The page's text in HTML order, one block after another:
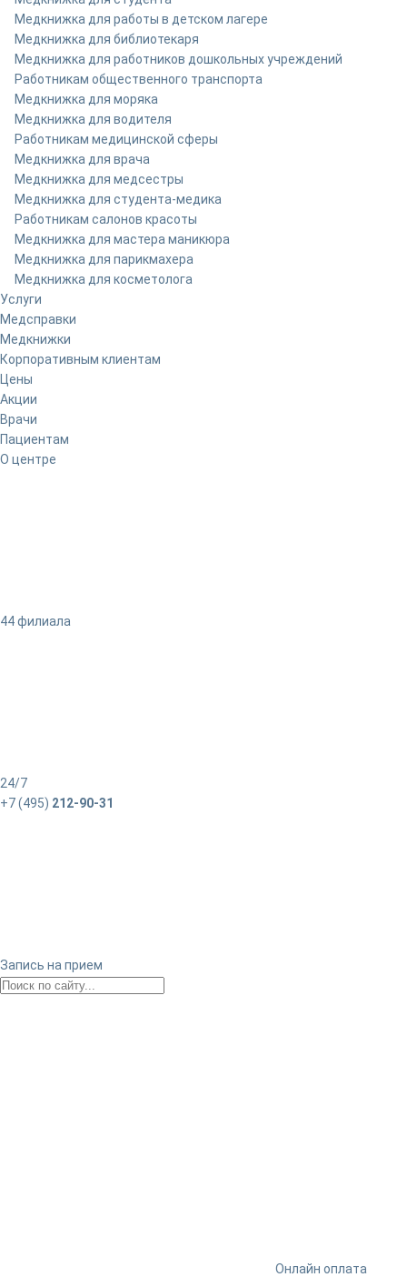
Медкнижка для работы в детском лагере
Медкнижка для библиотекаря
Медкнижка для работников дошкольных учреждений
Работникам общественного транспорта
Медкнижка для моряка
Медкнижка для водителя
Работникам медицинской сферы
Медкнижка для врача
Медкнижка для медсестры
Медкнижка для студента-медика
Работникам салонов красоты
Медкнижка для мастера маникюра
Медкнижка для парикмахера
Медкнижка для косметолога
Услуги
Медсправки
Медкнижки
Корпоративным клиентам
Цены
Акции
Врачи
Пациентам
О центре
44 филиала
24/7
+7 (495) 212-90-31
Запись на прием
Онлайн оплата